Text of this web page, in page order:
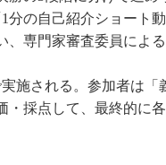
分の自己紹介ショート
、専門家審査委員によ
施される。参加者は「
・採点して、最終的に